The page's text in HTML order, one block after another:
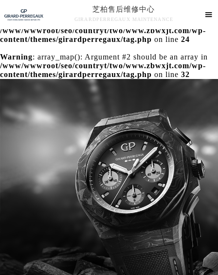
Warning: extract() expects parameter 1 to be array, null
given in
/www/wwwroot/seo/countryt/two/www.zbwxjt.com/wp-
content/themes/girardperregaux/tag.php on line 24
Warning: array_map(): Argument #2 should be an array in
/www/wwwroot/seo/countryt/two/www.zbwxjt.com/wp-
content/themes/girardperregaux/tag.php on line 32
芝柏售后维修中心
GIRARDPERREGAUX MAINTENANCE

芝柏售后维修中心竭诚为您服务！
心介绍 联系我们